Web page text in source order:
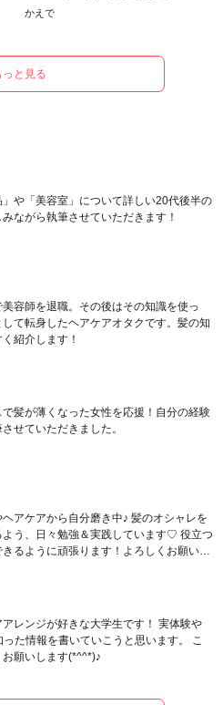
かえで
っと見る
」や「美容室」について詳しい20代後半の
ながら執筆させていただきます！
容師を退職。その後はその知識を使っ
て転身したヘアケアオタクです。髪の知
紹介します！
で髪が薄くなった女性を応援！自分の経験
せていただきました。
アケアから自分磨き中♪ 髪のオシャレを
よう、日々勉強＆実践しています♡ 役立つ
るように頑張ります！よろしくお願いし
レンジが好きな大学生です！ 実体験や
た情報を書いていこうと思います。 こ
願いします(*^^*)♪